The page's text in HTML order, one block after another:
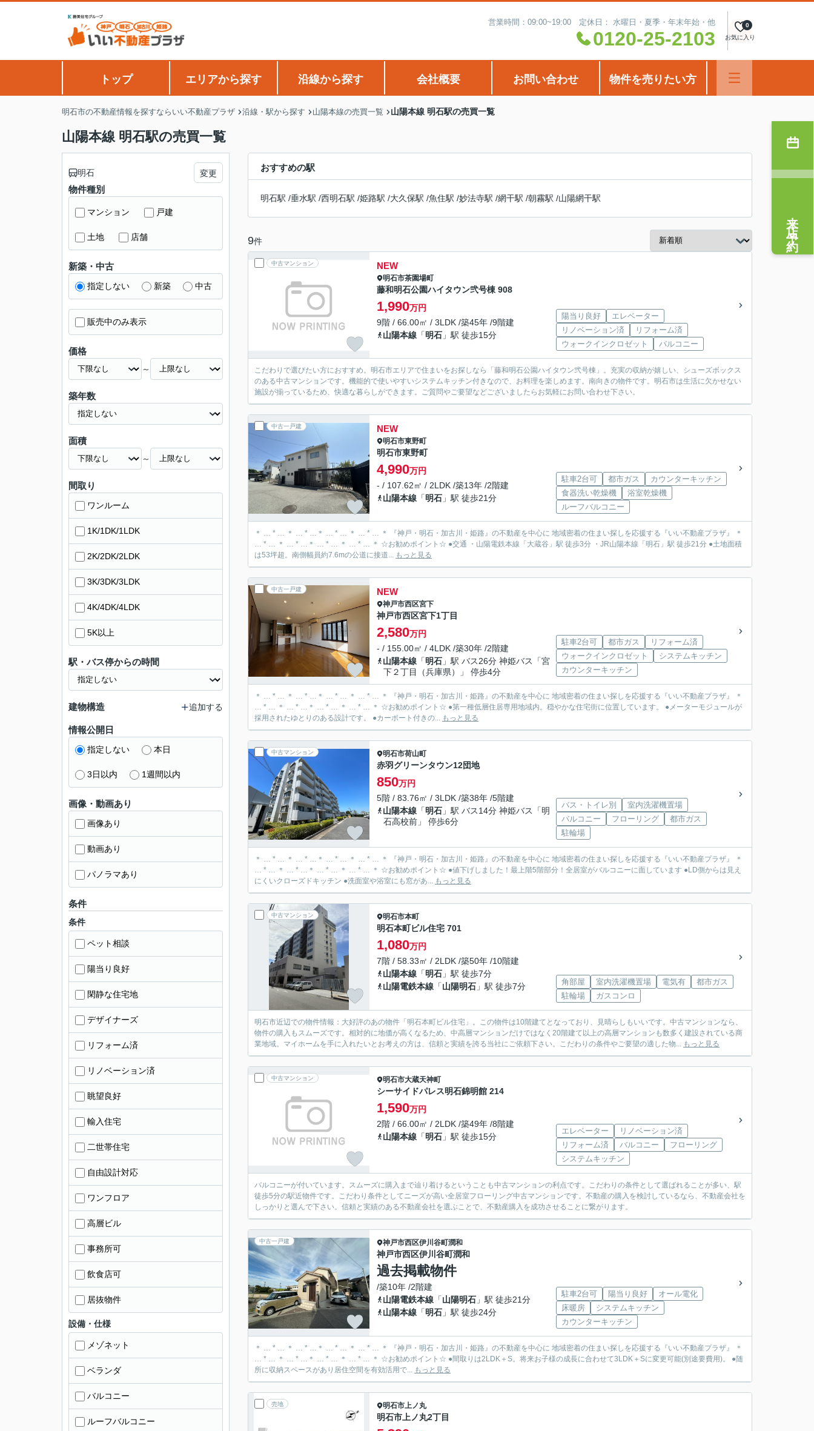
営業時間：09:00~19:00 定休日： 水曜日・夏季・年末年始・他
0120-25-2103 お気に入り
0
トップ エリアから探す 沿線から探す 会社概要 お問い合わせ 物件を売りたい方
明石市の不動産情報を探すならいい不動産プラザ 沿線・駅から探す 山陽本線の売買一覧 山陽本線 明石駅の売買一覧
山陽本線 明石駅の売買一覧
おすすめの駅
明石駅 /垂水駅 /西明石駅 /姫路駅 /大久保駅 /魚住駅 /妙法寺駅 /網干駅 /朝霧駅 /山陽網干駅
9件
中古マンション NEW
明石市茶園場町
藤和明石公園ハイタウン弐号棟 908
1,990万円
9階 / 66.00㎡ / 3LDK /築45年 /9階建
山陽本線 「明石 」駅 徒歩15分
陽当り良好
エレベーター
リノベーション済
リフォーム済
ウォークインクロゼット
バルコニー
こだわりで選びたい方におすすめ。明石市エリアで住まいをお探しなら「藤和明石公園ハイタウン弐号棟」。充実の収納が嬉しい、シューズボックス
のある中古マンションです。機能的で使いやすいシステムキッチン付きなので、お料理を楽しめます。南向きの物件です。明石市は生活に欠かせない
施設が揃っているため、快適な暮らしができます。ご質問やご要望などございましたらお気軽にお問い合わせ下さい。
中古一戸建 NEW
明石市東野町
明石市東野町
4,990万円
- / 107.62㎡ / 2LDK /築13年 /2階建
山陽本線 「明石 」駅 徒歩21分
駐車2台可 都市ガス
カウンターキッチン
食器洗い乾燥機
浴室乾燥機
ルーフバルコニー
＊ … * … ＊ … * …＊ … * … ＊ … * … ＊ 『神戸・明石・加古川・姫路』の不動産を中心に 地域密着の住まい探しを応援する『いい不動産プラザ』 ＊
… * … ＊ … * …＊ … * … ＊ … * … ＊ ☆お勧めポイント☆ ●交通 ・山陽電鉄本線「大蔵谷」駅 徒歩3分 ・JR山陽本線「明石」駅 徒歩21分 ●土地面積
は53坪超。南側幅員約7.6mの公道に接道... もっと見る
中古一戸建 NEW
神戸市西区宮下
神戸市西区宮下1丁目
2,580万円
- / 155.00㎡ / 4LDK /築30年 /2階建
山陽本線 「明石 」駅 バス26分 神姫バス「宮
下２丁目（兵庫県）」 停歩4分
駐車2台可 都市ガス
リフォーム済
ウォークインクロゼット
システムキッチン
カウンターキッチン
＊ … * … ＊ … * …＊ … * … ＊ … * … ＊ 『神戸・明石・加古川・姫路』の不動産を中心に 地域密着の住まい探しを応援する『いい不動産プラザ』 ＊
… * … ＊ … * …＊ … * … ＊ … * … ＊ ☆お勧めポイント☆ ●第一種低層住居専用地域内。穏やかな住宅街に位置しています。 ●メーターモジュールが
採用されたゆとりのある設計です。 ●カーポート付きの... もっと見る
中古マンション 明石市荷山町
赤羽グリーンタウン12団地
850万円
5階 / 83.76㎡ / 3LDK /築38年 /5階建
山陽本線 「明石 」駅 バス14分 神姫バス「明
石高校前」 停歩6分
バス・トイレ別
室内洗濯機置場
バルコニー
フローリング
都市ガス
駐輪場
＊ … * … ＊ … * …＊ … * … ＊ … * … ＊ 『神戸・明石・加古川・姫路』の不動産を中心に 地域密着の住まい探しを応援する『いい不動産プラザ』 ＊
… * … ＊ … * …＊ … * … ＊ … * … ＊ ☆お勧めポイント☆ ●値下げしました！最上階5階部分！全居室がバルコニーに面しています ●LD側からは見え
にくいクローズドキッチン ●洗面室や浴室にも窓があ... もっと見る
中古マンション 明石市本町
明石本町ビル住宅 701
1,080万円
7階 / 58.33㎡ / 2LDK /築50年 /10階建
山陽本線 「明石 」駅 徒歩7分
山陽電鉄本線 「山陽明石 」駅 徒歩7分 角部屋 室内洗濯機置場 電気有
都市ガス
駐輪場
ガスコンロ
明石市近辺での物件情報：大好評のあの物件「明石本町ビル住宅」。この物件は10階建てとなっており、見晴らしもいいです。中古マンションなら、
物件の購入もスムーズです。相対的に地価が高くなるため、中高層マンションだけではなく20階建て以上の高層マンションも数多く建設されている商
業地域。マイホームを手に入れたいとお考えの方は、信頼と実績を誇る当社にご依頼下さい。こだわりの条件やご要望の適した物... もっと見る
中古マンション 明石市大蔵天神町
シーサイドパレス明石錦明館 214
1,590万円
2階 / 66.00㎡ / 2LDK /築49年 /8階建
山陽本線 「明石 」駅 徒歩15分
エレベーター
リノベーション済
リフォーム済
バルコニー
フローリング
システムキッチン
バルコニーが付いています。スムーズに購入まで辿り着けるということも中古マンションの利点です。こだわりの条件として選ばれることが多い、駅
徒歩5分の駅近物件です。こだわり条件としてニーズが高い全居室フローリング中古マンションです。不動産の購入を検討しているなら、不動産会社を
しっかりと選んで下さい。信頼と実績のある不動産会社を選ぶことで、不動産購入を成功させることに繋がります。
中古一戸建 神戸市西区伊川谷町潤和
神戸市西区伊川谷町潤和
過去掲載物件
/築10年 /2階建
山陽電鉄本線 「山陽明石 」駅 徒歩21分
山陽本線 「明石 」駅 徒歩24分
駐車2台可 陽当り良好
オール電化
床暖房
システムキッチン
カウンターキッチン
＊ … * … ＊ … * …＊ … * … ＊ … * … ＊ 『神戸・明石・加古川・姫路』の不動産を中心に 地域密着の住まい探しを応援する『いい不動産プラザ』 ＊
… * … ＊ … * …＊ … * … ＊ … * … ＊ ☆お勧めポイント☆ ●間取りは2LDK＋S。将来お子様の成長に合わせて3LDK＋Sに変更可能(別途要費用)。 ●随
所に収納スペースがあり居住空間を有効活用で... もっと見る
売地 明石市上ノ丸
明石市上ノ丸2丁目
明石 変更
物件種別
マンション 戸建
土地 店舗
新築・中古
指定しない 新築 中古
販売中のみ表示
価格
～
築年数
面積
～
間取り
ワンルーム
1K/1DK/1LDK
2K/2DK/2LDK
3K/3DK/3LDK
4K/4DK/4LDK
5K以上
駅・バス停からの時間
建物構造 追加する
情報公開日
指定しない 本日
3日以内 1週間以内
画像・動画あり
画像あり
動画あり
パノラマあり
条件
条件
ペット相談
陽当り良好
閑静な住宅地
デザイナーズ
リフォーム済
リノベーション済
眺望良好
輸入住宅
二世帯住宅
自由設計対応
ワンフロア
高層ビル
事務所可
飲食店可
居抜物件
設備・仕様
メゾネット
ベランダ
バルコニー
ルーフバルコニー
来店予約